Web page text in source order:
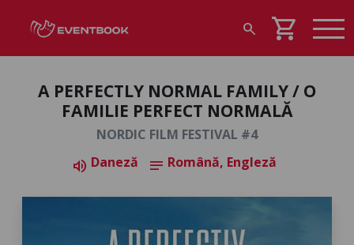
search shopping_cart
A PERFECTLY NORMAL FAMILY / O
FAMILIE PERFECT NORMALĂ
NORDIC FILM FESTIVAL #4
volume_up Daneză notes Română, Engleză